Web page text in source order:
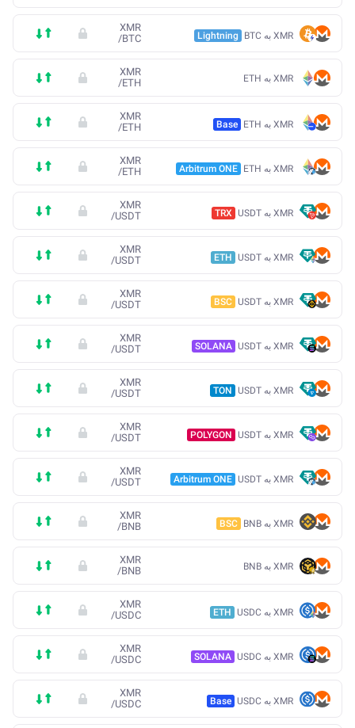
XMR به BTC Lightning
XMR
/BTC
XMR به ETH
XMR
/ETH
XMR به ETH Base
XMR
/ETH
XMR به ETH Arbitrum ONE
XMR
/ETH
XMR به USDT TRX
XMR
/USDT
XMR به USDT ETH
XMR
/USDT
XMR به USDT BSC
XMR
/USDT
XMR به USDT SOLANA
XMR
/USDT
XMR به USDT TON
XMR
/USDT
XMR به USDT POLYGON
XMR
/USDT
XMR به USDT Arbitrum ONE
XMR
/USDT
XMR به BNB BSC
XMR
/BNB
XMR به BNB
XMR
/BNB
XMR به USDC ETH
XMR
/USDC
XMR به USDC SOLANA
XMR
/USDC
XMR به USDC Base
XMR
/USDC